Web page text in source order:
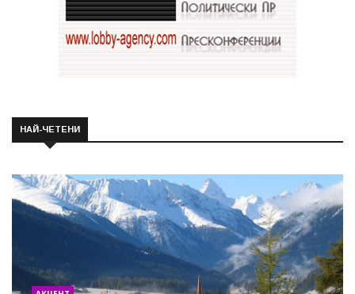
НАЙ-ЧЕТЕНИ